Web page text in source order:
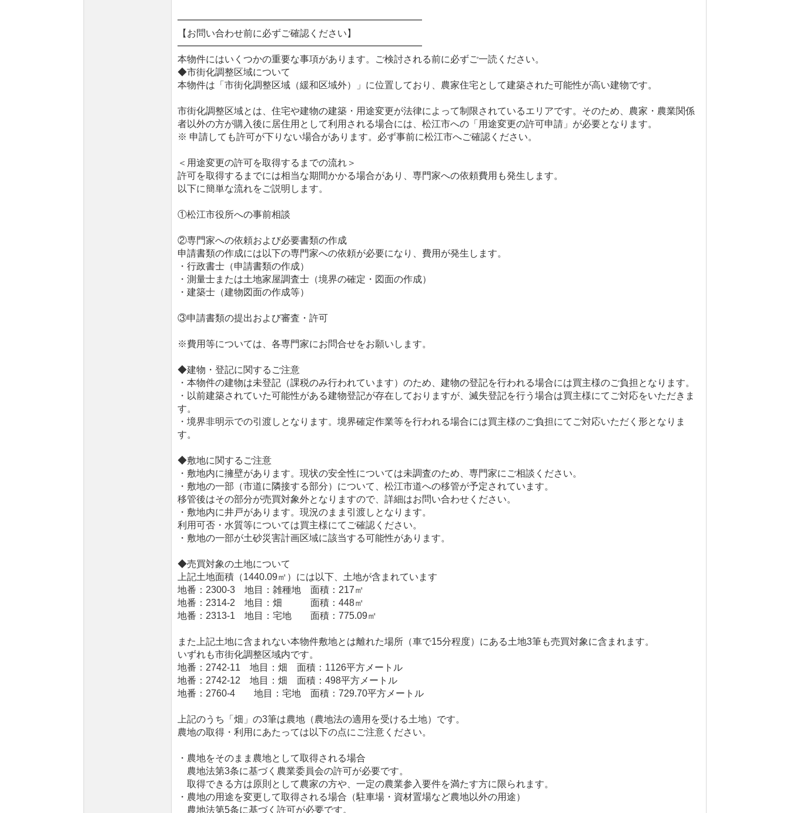
━━━━━━━━━━━━━━━━━━━━━━━━━━
【お問い合わせ前に必ずご確認ください】
━━━━━━━━━━━━━━━━━━━━━━━━━━
本物件にはいくつかの重要な事項があります。ご検討される前に必ずご一読ください。
◆市街化調整区域について
本物件は「市街化調整区域（緩和区域外）」に位置しており、農家住宅として建築された可能性が高い建物です。
市街化調整区域とは、住宅や建物の建築・用途変更が法律によって制限されているエリアです。そのため、農家・農業関係
者以外の方が購入後に居住用として利用される場合には、松江市への「用途変更の許可申請」が必要となります。
※ 申請しても許可が下りない場合があります。必ず事前に松江市へご確認ください。
＜用途変更の許可を取得するまでの流れ＞
許可を取得するまでには相当な期間かかる場合があり、専門家への依頼費用も発生します。
以下に簡単な流れをご説明します。
①松江市役所への事前相談
②専門家への依頼および必要書類の作成
申請書類の作成には以下の専門家への依頼が必要になり、費用が発生します。
・行政書士（申請書類の作成）
・測量士または土地家屋調査士（境界の確定・図面の作成）
・建築士（建物図面の作成等）
③申請書類の提出および審査・許可
※費用等については、各専門家にお問合せをお願いします。
◆建物・登記に関するご注意
・本物件の建物は未登記（課税のみ行われています）のため、建物の登記を行われる場合には買主様のご負担となります。
・以前建築されていた可能性がある建物登記が存在しておりますが、滅失登記を行う場合は買主様にてご対応をいただきま
す。
・境界非明示での引渡しとなります。境界確定作業等を行われる場合には買主様のご負担にてご対応いただく形となりま
す。
◆敷地に関するご注意
・敷地内に擁壁があります。現状の安全性については未調査のため、専門家にご相談ください。
・敷地の一部（市道に隣接する部分）について、松江市道への移管が予定されています。
移管後はその部分が売買対象外となりますので、詳細はお問い合わせください。
・敷地内に井戸があります。現況のまま引渡しとなります。
利用可否・水質等については買主様にてご確認ください。
・敷地の一部が土砂災害計画区域に該当する可能性があります。
◆売買対象の土地について
上記土地面積（1440.09㎡）には以下、土地が含まれています
地番：2300-3 地目：雑種地 面積：217㎡
地番：2314-2 地目：畑 面積：448㎡
地番：2313-1 地目：宅地 面積：775.09㎡
また上記土地に含まれない本物件敷地とは離れた場所（車で15分程度）にある土地3筆も売買対象に含まれます。
いずれも市街化調整区域内です。
地番：2742-11 地目：畑 面積：1126平方メートル
地番：2742-12 地目：畑 面積：498平方メートル
地番：2760-4 地目：宅地 面積：729.70平方メートル
上記のうち「畑」の3筆は農地（農地法の適用を受ける土地）です。
農地の取得・利用にあたっては以下の点にご注意ください。
・農地をそのまま農地として取得される場合
農地法第3条に基づく農業委員会の許可が必要です。
取得できる方は原則として農家の方や、一定の農業参入要件を満たす方に限られます。
・農地の用途を変更して取得される場合（駐車場・資材置場など農地以外の用途）
農地法第5条に基づく許可が必要です。